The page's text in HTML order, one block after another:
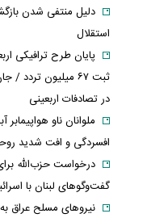
دلیل منتفی شدن
استقلال
پایان طرح ترافیکی
در تصادفات اربعینی
ملوانان ناو هواپیمابر
افسردگی و افت شدید
درخواست حزب‌الله
گفت‌وگوهای لبنان با
نیروهای مسلح عراق